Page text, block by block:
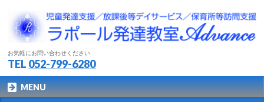
お気軽にお問い合わせください
TEL 052-799-6280
MENU